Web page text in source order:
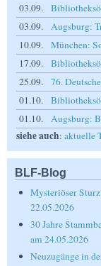
03.09.
03.09.
Augsburg:
10.09.
München:
17.09.
25.09.
76.
01.10.
01.10.
Augsburg:
siehe auch: aktuelle
BLF-Blog
Mysteriöser
22.05.2026
30 Jahre
am 24.05.2026
Neuzugänge in